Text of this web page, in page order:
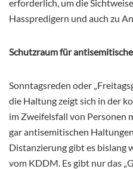
erforderlich, um die
Hasspredigern und auch zu
Schutzraum für
Sonntagsreden oder
die Haltung zeigt sich in der
im Zweifelsfall von Personen
gar antisemitischen
Distanzierung gibt es bislang
vom KDDM. Es gibt nur das